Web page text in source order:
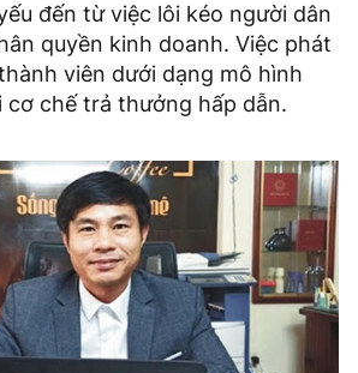
đến từ việc lôi kéo người dân
quyền kinh doanh. Việc phát
viên dưới dạng mô hình
cơ chế trả thưởng hấp dẫn.